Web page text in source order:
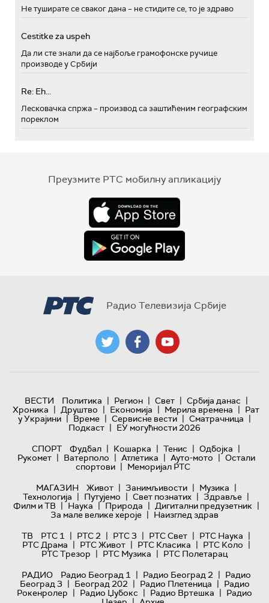
Не туширате се сваког дана – не стидите се, то је здраво
Cestitke za uspeh
Да ли сте знали да се најбоље грамофонске ручице
производе у Србији
Re: Eh...
Лесковачка спржа – производ са заштићеним географским
пореклом
Преузмите РТС мобилну апликацију
Радио Телевизија Србије
ВЕСТИ Политика | Регион | Свет | Србија данас |
Хроника | Друштво | Економија | Мерила времена | Рат
у Украјини | Време | Сервисне вести | Сматрачница |
Подкаст | ЕУ могућности 2026
СПОРТ
Фудбал | Кошарка | Тенис | Одбојка |
Рукомет | Ватерполо | Атлетика | Ауто-мото | Остали
спортови | Меморијал РТС
МАГАЗИН
Живот | Занимљивости | Музика |
Технологијa | Путујемо | Свет познатих | Здравље |
Филм и ТВ | Наука | Природа | Дигитални предузетник |
За мале велике хероје | Наизглед здрав
ТВ
РТС 1 | РТС 2 | РТС 3 | РТС Свет | РТС Наука |
РТС Драма | РТС Живот | РТС Класика | РТС Коло |
РТС Трезор | РТС Музика | РТС Полетарац
РАДИО
Радио Београд 1 | Радио Београд 2 | Радио
Београд 3 | Београд 202 | Радио Плетеница | Радио
Рокенролер | Радио Џубокс | Радио Вртешка | Радио